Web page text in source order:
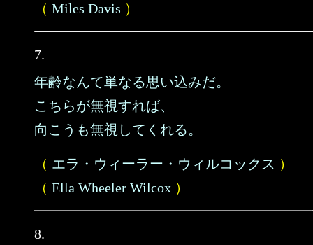
（ Miles Davis ）
7.
年齢なんて単なる思い込みだ。
こちらが無視すれば、
向こうも無視してくれる。
（ エラ・ウィーラー・ウィルコックス ）
（ Ella Wheeler Wilcox ）
8.